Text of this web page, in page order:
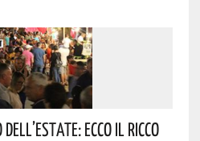
Ecco Il Ricco